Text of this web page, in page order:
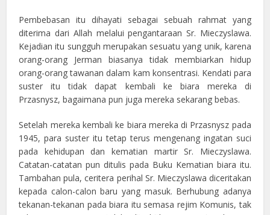
Pembebasan itu dihayati sebagai sebuah rahmat yang
diterima dari Allah melalui pengantaraan Sr. Mieczyslawa.
Kejadian itu sungguh merupakan sesuatu yang unik, karena
orang-orang Jerman biasanya tidak membiarkan hidup
orang-orang tawanan dalam kam konsentrasi. Kendati para
suster itu tidak dapat kembali ke biara mereka di
Przasnysz, bagaimana pun juga mereka sekarang bebas.
Setelah mereka kembali ke biara mereka di Przasnysz pada
1945, para suster itu tetap terus mengenang ingatan suci
pada kehidupan dan kematian martir Sr. Mieczyslawa.
Catatan-catatan pun ditulis pada Buku Kematian biara itu.
Tambahan pula, ceritera perihal Sr. Mieczyslawa diceritakan
kepada calon-calon baru yang masuk. Berhubung adanya
tekanan-tekanan pada biara itu semasa rejim Komunis, tak